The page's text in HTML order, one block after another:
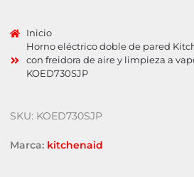
Inicio
Horno eléctrico doble de pared
con freidora de aire y limpieza a
KOED730SJP
SKU: KOED730SJP
Marca: kitchenaid